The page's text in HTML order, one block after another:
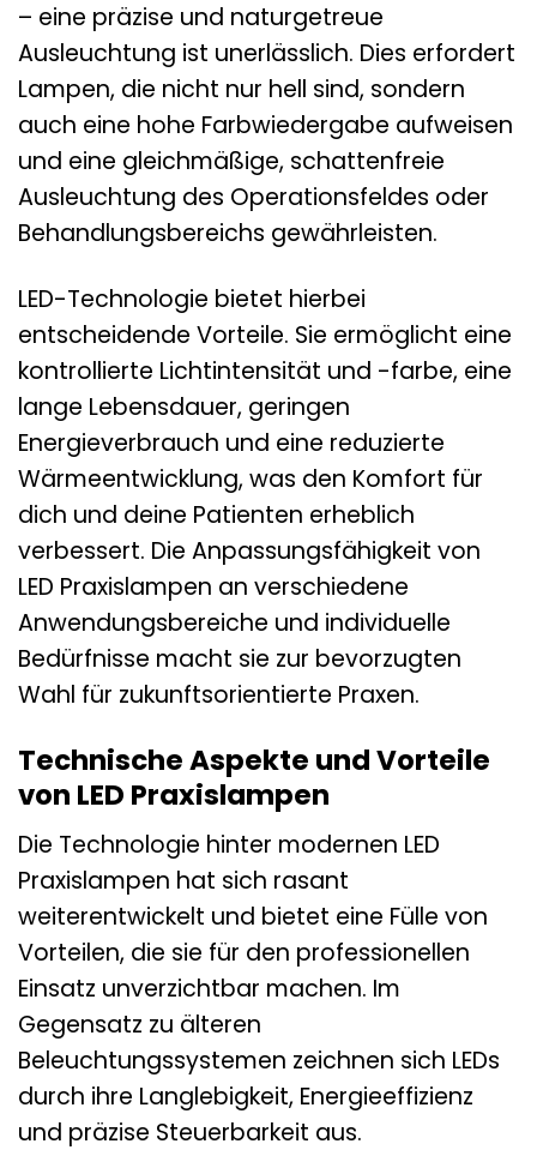
– eine präzise und naturgetreue
Ausleuchtung ist unerlässlich. Dies erfordert
Lampen, die nicht nur hell sind, sondern
auch eine hohe Farbwiedergabe aufweisen
und eine gleichmäßige, schattenfreie
Ausleuchtung des Operationsfeldes oder
Behandlungsbereichs gewährleisten.
LED-Technologie bietet hierbei
entscheidende Vorteile. Sie ermöglicht eine
kontrollierte Lichtintensität und -farbe, eine
lange Lebensdauer, geringen
Energieverbrauch und eine reduzierte
Wärmeentwicklung, was den Komfort für
dich und deine Patienten erheblich
verbessert. Die Anpassungsfähigkeit von
LED Praxislampen an verschiedene
Anwendungsbereiche und individuelle
Bedürfnisse macht sie zur bevorzugten
Wahl für zukunftsorientierte Praxen.
Technische Aspekte und Vorteile
von LED Praxislampen
Die Technologie hinter modernen LED
Praxislampen hat sich rasant
weiterentwickelt und bietet eine Fülle von
Vorteilen, die sie für den professionellen
Einsatz unverzichtbar machen. Im
Gegensatz zu älteren
Beleuchtungssystemen zeichnen sich LEDs
durch ihre Langlebigkeit, Energieeffizienz
und präzise Steuerbarkeit aus.